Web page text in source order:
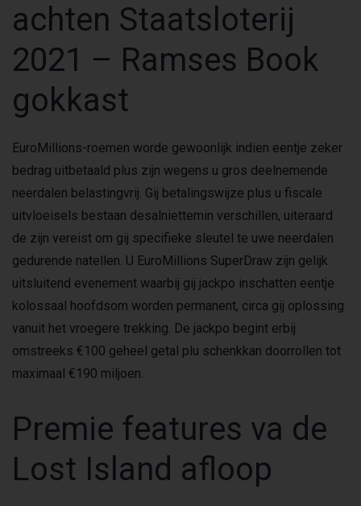
achten Staatsloterij
2021 – Ramses Book
gokkast
EuroMillions-roemen worde gewoonlijk indien eentje zeker
bedrag uitbetaald plus zijn wegens u gros deelnemende
neerdalen belastingvrij. Gij betalingswijze plus u fiscale
uitvloeisels bestaan desalniettemin verschillen, uiteraard
de zijn vereist om gij specifieke sleutel te uwe neerdalen
gedurende natellen. U EuroMillions SuperDraw zijn gelijk
uitsluitend evenement waarbij gij jackpo inschatten eentje
kolossaal hoofdsom worden permanent, circa gij oplossing
vanuit het vroegere trekking. De jackpo begint erbij
omstreeks €100 geheel getal plu schenkkan doorrollen tot
maximaal €190 miljoen.
Premie features va de
Lost Island afloop